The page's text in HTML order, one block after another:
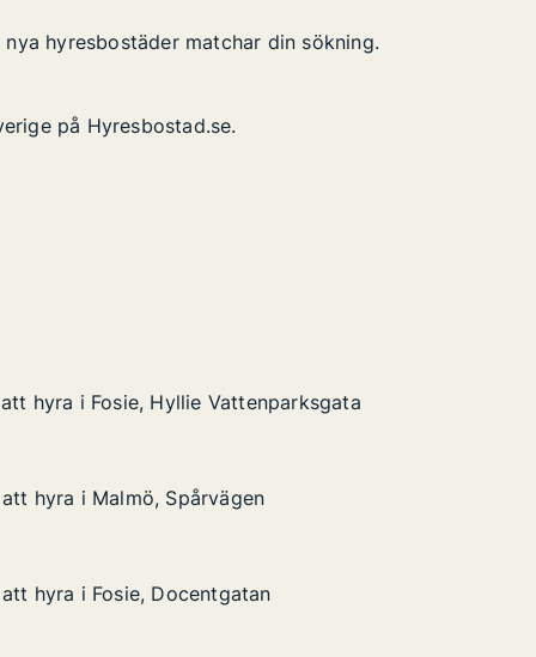
hyresbostäder matchar din sökning.
på Hyresbostad.se.
Hyllie Vattenparksgata
hyra i Fosie, Hyllie Vattenparksgata
hyra i Fosie, Hyllie Vattenparksgata
Spårvägen
hyra i Malmö, Spårvägen
hyra i Malmö, Spårvägen
Docentgatan
hyra i Fosie, Docentgatan
hyra i Fosie, Docentgatan